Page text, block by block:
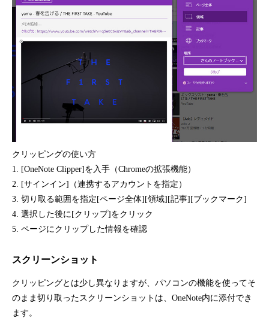
クリッピングの使い方
1. [OneNote Clipper]を入手（Chromeの拡張機能）
2. [サインイン]（連携するアカウントを指定）
3. 切り取る範囲を指定[ページ全体][領域][記事][ブックマーク]
4. 選択した後に[クリップ]をクリック
5. ページにクリップした情報を確認
スクリーンショット
クリッピングとは少し異なりますが、パソコンの機能を使ってそ
のまま切り取ったスクリーンショットは、OneNote内に添付でき
ます。